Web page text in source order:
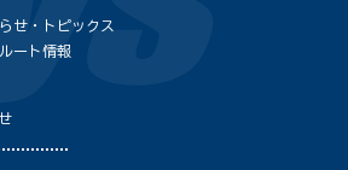
せ・トピックス
ート情報